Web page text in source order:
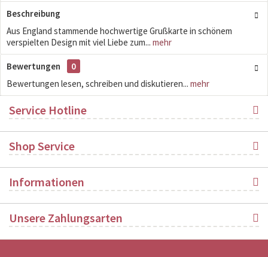
Beschreibung
Aus England stammende hochwertige Grußkarte in schönem
verspielten Design mit viel Liebe zum... mehr
Bewertungen
0
Bewertungen lesen, schreiben und diskutieren... mehr
Service Hotline
Shop Service
Informationen
Unsere Zahlungsarten